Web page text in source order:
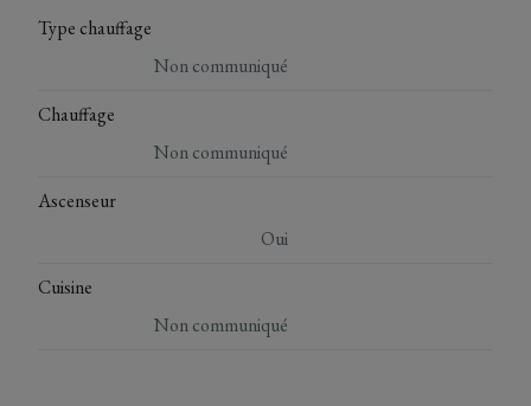
Type chauffage
Non communiqué
Chauffage
Non communiqué
Ascenseur
Oui
Cuisine
Non communiqué